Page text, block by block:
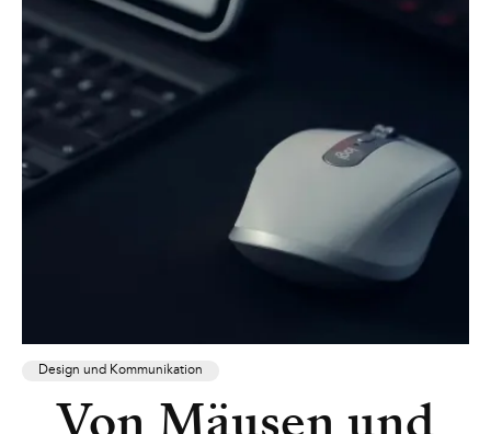
Design und Kommunikation